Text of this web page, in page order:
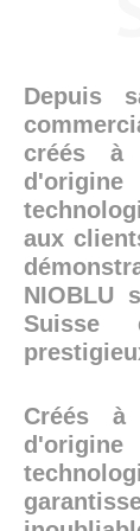
Depuis
créés à
aux
NIOBLU
Suisse
Créés à